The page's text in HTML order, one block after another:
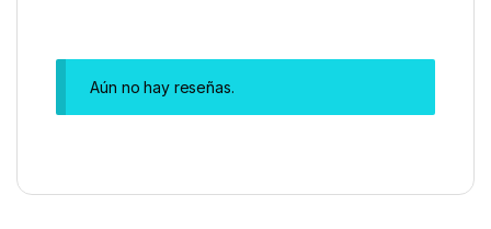
Aún no hay reseñas.